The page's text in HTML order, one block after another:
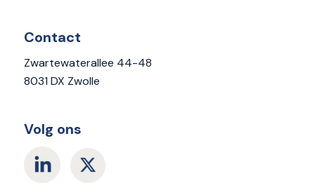
Contact
Zwartewaterallee 44-48
8031 DX Zwolle
Volg ons